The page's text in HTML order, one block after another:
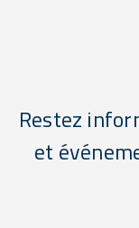
Restez
et